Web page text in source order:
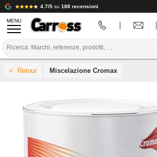
4.7/5 su 188 recensioni
MENU
PREPARAZIONE / VERNICIATURA /
MATERIALI DI CONSUMO PER LA
Miscelazione Cromax